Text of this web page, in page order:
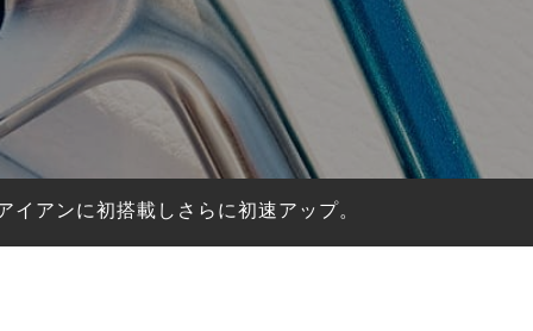
アンに初搭載しさらに初速アップ。